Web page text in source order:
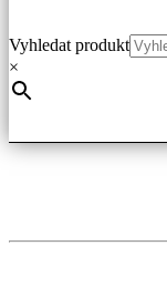
Vyhledat produkt
×